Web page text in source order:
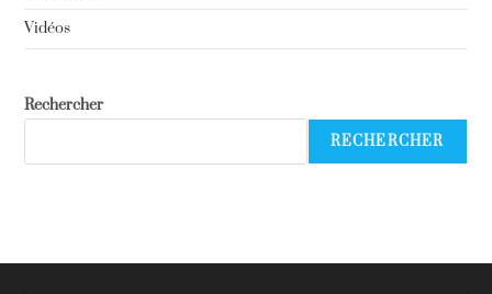
Vidéos
Rechercher
RECHERCHER